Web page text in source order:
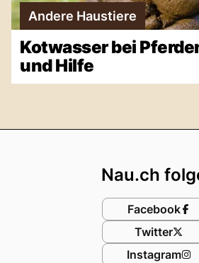
Andere Haustiere
Kotwasser bei
und Hilfe
Nau.ch
Facebook
Twitter
Instagram